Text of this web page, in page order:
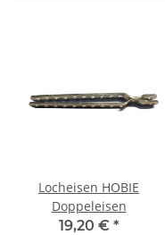
Locheisen HOBIE
Doppeleisen
19,20 € *